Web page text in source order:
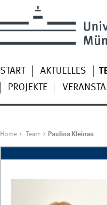
START AKTUELLES
PROJEKTE
Home Team Paulina Kleinau